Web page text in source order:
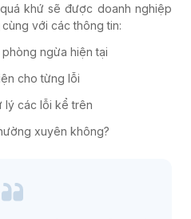
khứ sẽ được doanh nghiệp
với các thông tin:
ngừa hiện tại
cho từng lỗi
lý các lỗi kể trên
xuyên không?